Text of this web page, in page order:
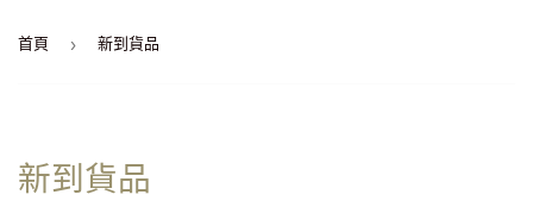
首頁 › 新到貨品
新到貨品